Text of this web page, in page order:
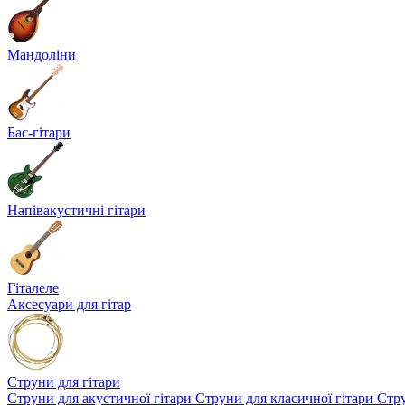
Мандоліни
Бас-гітари
Напівакустичні гітари
Гіталеле
Аксесуари для гітар
Струни для гітари
Струни для акустичної гітари Струни для класичної гітари